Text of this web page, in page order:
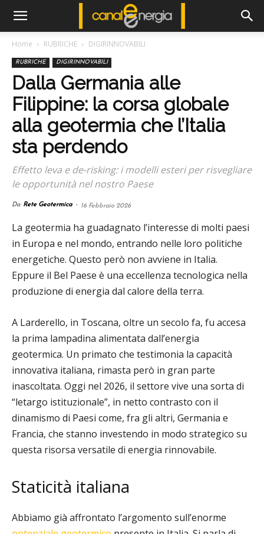
Home RUBRICHE DIGIRINNOVABILI
RUBRICHE DIGIRINNOVABILI
Dalla Germania alle
Filippine: la corsa globale
alla geotermia che l’Italia
sta perdendo
Effetto leva e de-risking: i modelli esteri per risvegliare
le opportunità nel nostro Paese
Da Rete Geotermica - 16 Febbraio 2026
La geotermia ha guadagnato l’interesse di molti paesi
in Europa e nel mondo, entrando nelle loro politiche
energetiche. Questo però non avviene in Italia.
Eppure il Bel Paese è una eccellenza tecnologica nella
produzione di energia dal calore della terra.
A Larderello, in Toscana, oltre un secolo fa, fu accesa
la prima lampadina alimentata dall’energia
geotermica. Un primato che testimonia la capacità
innovativa italiana, rimasta però in gran parte
inascoltata. Oggi nel 2026, il settore vive una sorta di
“letargo istituzionale”, in netto contrasto con il
dinamismo di Paesi come, fra gli altri, Germania e
Francia, che stanno investendo in modo strategico su
questa risorsa versatile di energia rinnovabile.
Staticità italiana
Abbiamo già affrontato l’argomento sull’enorme